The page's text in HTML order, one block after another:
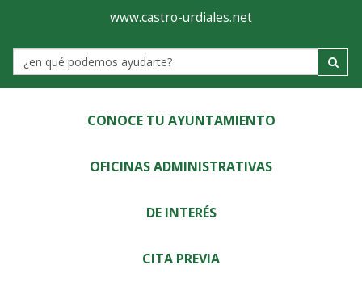
Ayuntamiento
de
Castro-
Urdiales
www.castro-urdiales.net
Label
CONOCE TU AYUNTAMIENTO
OFICINAS ADMINISTRATIVAS
DE INTERÉS
CITA PREVIA